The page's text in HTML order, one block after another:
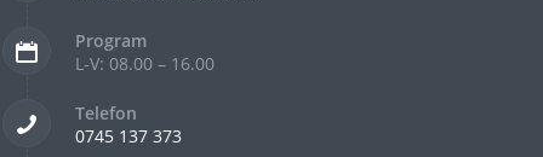
Program
L-V: 08.00 – 16.00
Telefon
0745 137 373